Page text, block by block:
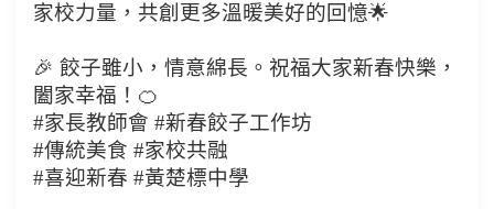
家校力量，共創更多溫暖美好的回憶🌟
🎉 餃子雖小，情意綿長。祝福大家新春快樂，
闔家幸福！🍊
#家長教師會 #新春餃子工作坊
#傳統美食 #家校共融
#喜迎新春 #黃楚標中學